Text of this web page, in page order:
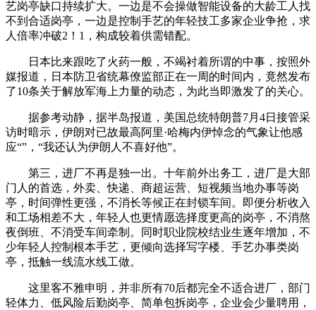
艺岗亭缺口持续扩大。一边是不会操做智能设备的大龄工人找
不到合适岗亭，一边是控制手艺的年轻技工多家企业争抢，求
人倍率冲破2！1，构成较着供需错配。
日本比来跟吃了火药一般，不竭衬着所谓的中事，按照外
媒报道，日本防卫省统幕僚监部正在一周的时间内，竟然发布
了10条关于解放军海上力量的动态，为此当即激发了的关心。
据参考动静，据半岛报道，美国总统特朗普7月4日接管采
访时暗示，伊朗对已故最高阿里·哈梅内伊悼念的气象让他感
应“”，“我还认为伊朗人不喜好他”。
第三，进厂不再是独一出。十年前外出务工，进厂是大部
门人的首选，外卖、快递、商超运营、短视频当地办事等岗
亭，时间弹性更强，不消长等候正在封锁车间。即便分析收入
和工场相差不大，年轻人也更情愿选择度更高的岗亭，不消熬
夜倒班、不消受车间牵制。同时职业院校结业生逐年增加，不
少年轻人控制根本手艺，更倾向选择写字楼、手艺办事类岗
亭，抵触一线流水线工做。
这里客不雅申明，并非所有70后都完全不适合进厂，部门
轻体力、低风险后勤岗亭、简单包拆岗亭，企业会少量聘用，